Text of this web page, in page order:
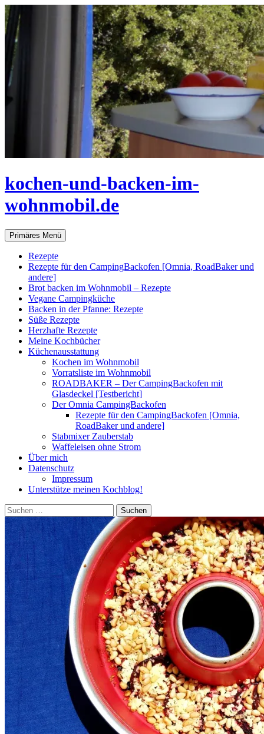
Zum
Inhalt
springen
kochen-und-backen-im-
wohnmobil.de
Suchen
Primäres Menü
Rezepte
Rezepte für den CampingBackofen [Omnia, RoadBaker und
andere]
Brot backen im Wohnmobil – Rezepte
Vegane Campingküche
Backen in der Pfanne: Rezepte
Süße Rezepte
Herzhafte Rezepte
Meine Kochbücher
Küchenausstattung
Kochen im Wohnmobil
Vorratsliste im Wohnmobil
ROADBAKER – Der CampingBackofen mit
Glasdeckel [Testbericht]
Der Omnia CampingBackofen
Rezepte für den CampingBackofen [Omnia,
RoadBaker und andere]
Stabmixer Zauberstab
Waffeleisen ohne Strom
Über mich
Datenschutz
Impressum
Unterstütze meinen Kochblog!
Suchen
nach: